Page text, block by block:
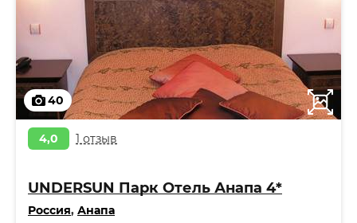
40
4,0 1 отзыв
UNDERSUN Парк Отель Анапа 4*
Россия, Анапа